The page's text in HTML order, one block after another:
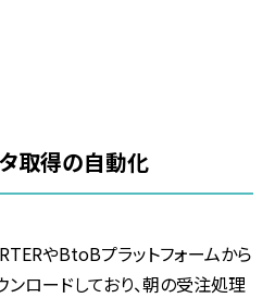
取得の自動化
やBtoBプラットフォームから
ロードしており、朝の受注処理